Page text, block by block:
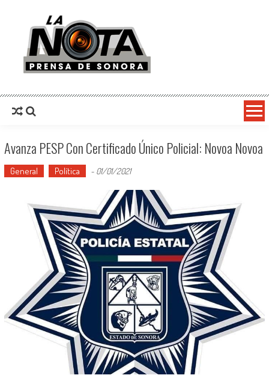
La Nota Prensa De Sonora
Avanza PESP Con Certificado Único Policial: Novoa Novoa
General Política - 01/01/2021